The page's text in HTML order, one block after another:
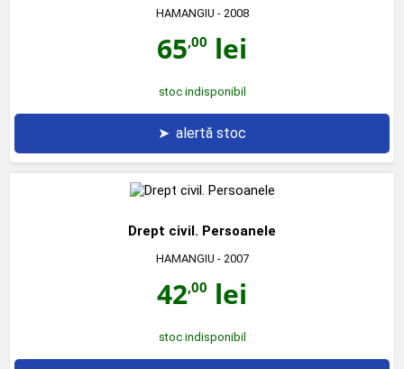
HAMANGIU - 2008
65,00 lei
stoc indisponibil
➤ alertă stoc
Drept civil. Persoanele
HAMANGIU - 2007
42,00 lei
stoc indisponibil